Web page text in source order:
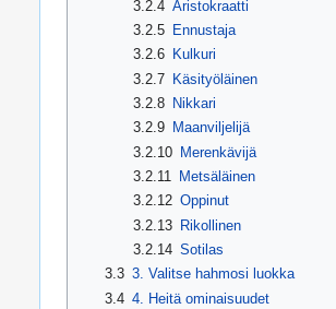
3.2.4 Aristokraatti
3.2.5 Ennustaja
3.2.6 Kulkuri
3.2.7 Käsityöläinen
3.2.8 Nikkari
3.2.9 Maanviljelijä
3.2.10 Merenkävijä
3.2.11
Metsäläinen
3.2.12 Oppinut
3.2.13 Rikollinen
3.2.14 Sotilas
3.3 3. Valitse hahmosi luokka
3.4 4. Heitä ominaisuudet